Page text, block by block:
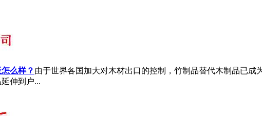
么样？ 由于世界各国加大对木材出口的控制，竹制品替代木制品已成
伸到户...